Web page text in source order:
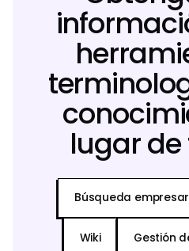
lugar
Búsqueda
Wiki Gestión